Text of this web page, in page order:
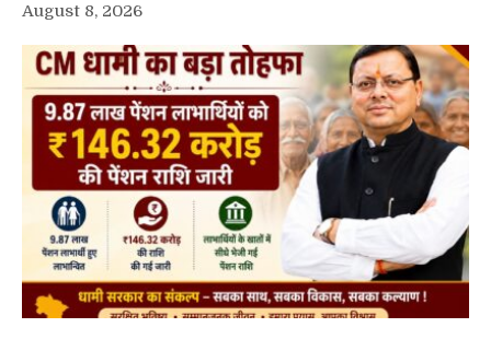
August 8, 2026